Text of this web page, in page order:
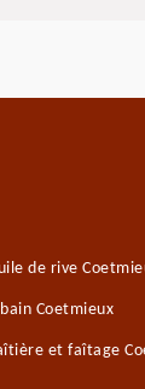
de rive
Coetmieux
et faîtage